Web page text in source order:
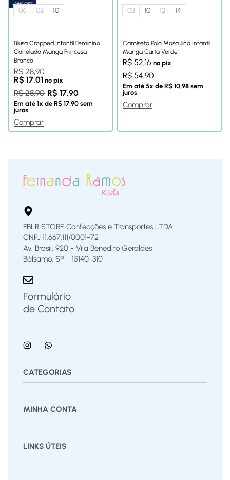
-38% OFF
06 08 10
Blusa Cropped Infantil Feminino
Canelado Manga Princesa
Branco
R$28,90
R$ 17,01 no pix
R$28,90 R$ 17,90
Em até 1x de R$ 17,90 sem
juros
Comprar
03 10 12 14
Camiseta Polo Masculina Infantil
Manga Curta Verde
R$ 52,16 no pix
R$ 54,90
Em até 5x de R$ 10,98 sem
juros
Comprar
FBLR STORE Confecções e Transportes LTDA
CNPJ 11.667.111/0001-72
Av. Brasil, 920 - Vila Benedito Geraldes
Bálsamo, SP - 15140-310
Formulário
de Contato
CATEGORIAS
Vestido
MINHA CONTA
Pedidos
LINKS ÚTEIS